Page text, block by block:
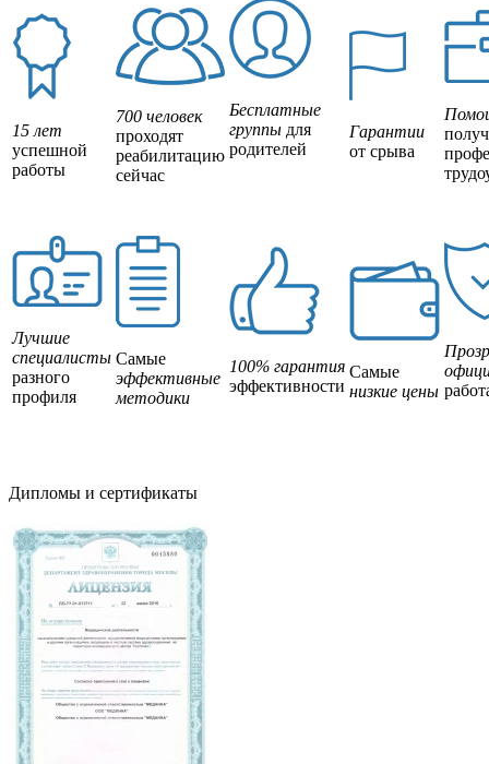
15 лет
успешной
работы
700 человек
проходят
реабилитацию
сейчас
Бесплатные
группы для
родителей
Гарантии
от срыва
Лучшие
специалисты
разного
профиля
Самые
эффективные
методики
100% гарантия
эффективности
Самые
низкие цены
Дипломы и сертификаты